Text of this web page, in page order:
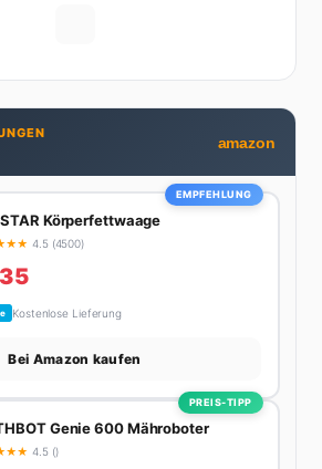
Stadt. Ihre Interior-Tipps basieren
– ihre Wohnung wurde schon
in Design-Blogs gefeatured.
amazon
EMPFEHLUNG
Körperfettwaage
★★ 4.5 (4500)
Kostenlose Lieferung
Bei Amazon kaufen
PREIS-TIPP
Genie 600 Mähroboter
★★ 4.5 ()